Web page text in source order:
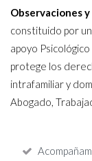
Observaciones
constituido por
apoyo
protege los
intrafamiliar y
Abogado,